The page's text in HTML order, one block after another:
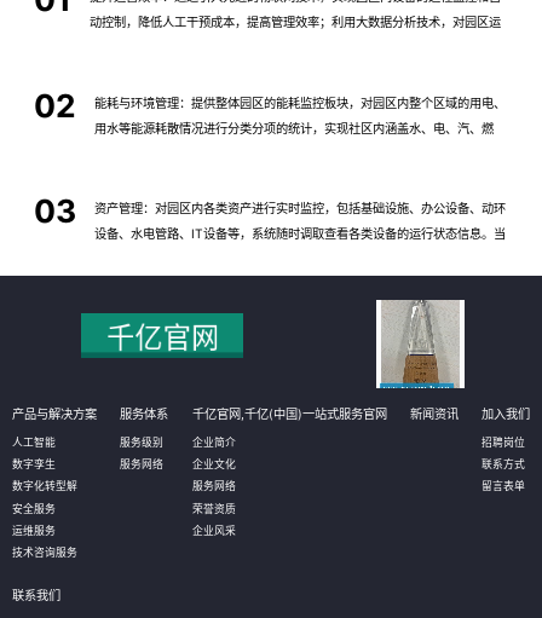
动控制，降低人工干预成本，提高管理效率；利用大数据分析技术，对园区运
能耗与环境管理：提供整体园区的能耗监控板块，对园区内整个区域的用电、
用水等能源耗散情况进行分类分项的统计，实现社区内涵盖水、电、汽、燃
使用的计划性、提高能源利用率、均衡能源负荷。
02
资产管理：对园区内各类资产进行实时监控，包括基础设施、办公设备、动环
设备、水电管路、IT设备等，系统随时调取查看各类设备的运行状态信息。当
03
产品与解决方案
人工智能
数字孪生
数字化转型解
安全服务
运维服务
技术咨询服务
服务体系
服务级别
服务网络
千亿官网,千亿(中国)一站式服务官网
企业简介
企业文化
服务网络
荣誉资质
企业风采
新闻资讯 加入我们
招聘岗位
联系方式
留言表单
联系我们